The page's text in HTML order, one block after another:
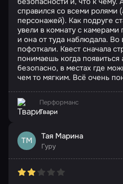
справился со всеми ролями
персонажей). Как подруге
увели в комнату с камерами
и она от туда наблюдала. Во
пофоткали. Квест сначала
понимаешь когда появиться
безопасно, в местах где
чем то мягким. Всё очень
Перформанс
Твари
ТМ Тая Марина
Гуру